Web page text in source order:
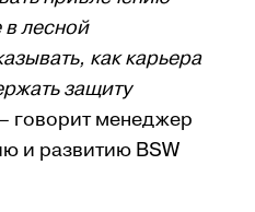
в лесной
как карьера
защиту
говорит менеджер
и развитию BSW